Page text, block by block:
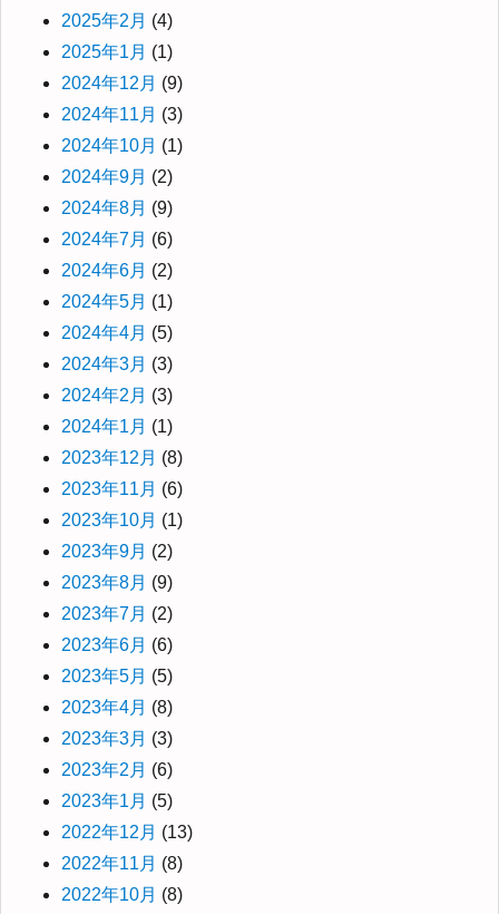
2025年2月 (4)
2025年1月 (1)
2024年12月 (9)
2024年11月 (3)
2024年10月 (1)
2024年9月 (2)
2024年8月 (9)
2024年7月 (6)
2024年6月 (2)
2024年5月 (1)
2024年4月 (5)
2024年3月 (3)
2024年2月 (3)
2024年1月 (1)
2023年12月 (8)
2023年11月 (6)
2023年10月 (1)
2023年9月 (2)
2023年8月 (9)
2023年7月 (2)
2023年6月 (6)
2023年5月 (5)
2023年4月 (8)
2023年3月 (3)
2023年2月 (6)
2023年1月 (5)
2022年12月 (13)
2022年11月 (8)
2022年10月 (8)